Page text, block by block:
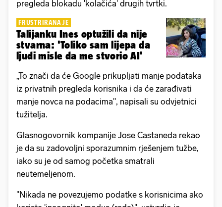
pregleda blokadu 'kolačića' drugih tvrtki.
FRUSTRIRANA JE
Talijanku Ines optužili da nije
stvarna: 'Toliko sam lijepa da
ljudi misle da me stvorio AI'
„To znači da će Google prikupljati manje podataka
iz privatnih pregleda korisnika i da će zarađivati
manje novca na podacima", napisali su odvjetnici
tužitelja.
Glasnogovornik kompanije Jose Castaneda rekao
je da su zadovoljni sporazumnim rješenjem tužbe,
iako su je od samog početka smatrali
neutemeljenom.
"Nikada ne povezujemo podatke s korisnicima ako